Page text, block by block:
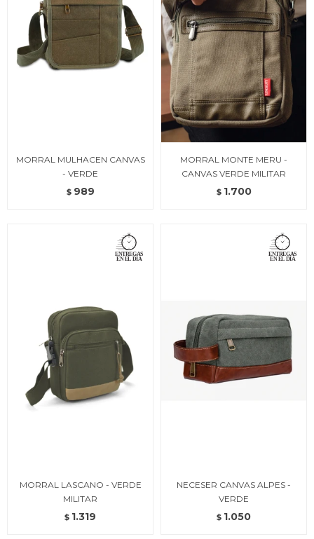
MORRAL MULHACEN CANVAS
- VERDE
$ 989
MORRAL MONTE MERU -
CANVAS VERDE MILITAR
$ 1.700
MORRAL LASCANO - VERDE
MILITAR
$ 1.319
NECESER CANVAS ALPES -
VERDE
$ 1.050